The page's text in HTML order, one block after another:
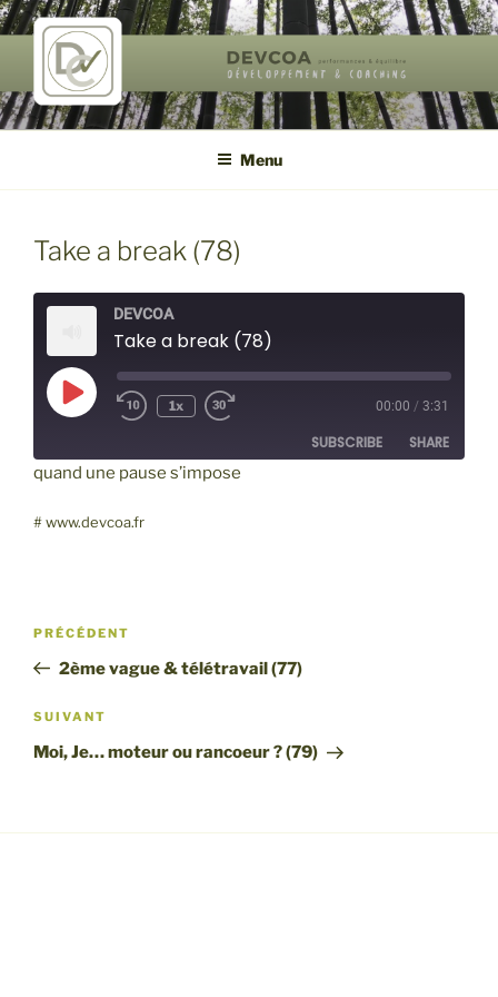
Aller
au
contenu
principal
DEVCOA
performances & équilibre de vie
Menu
Take a break (78)
DEVCOA
Take a break (78)
Play
Episode
1x 00:00 / 3:31
SUBSCRIBE SHARE
RSS FEED
quand une pause s’impose
# www.devcoa.fr
Navigation
l’article
Article
précédent
PRÉCÉDENT
2ème vague & télétravail (77)
Article
suivant
SUIVANT
Moi, Je… moteur ou rancoeur ? (79)